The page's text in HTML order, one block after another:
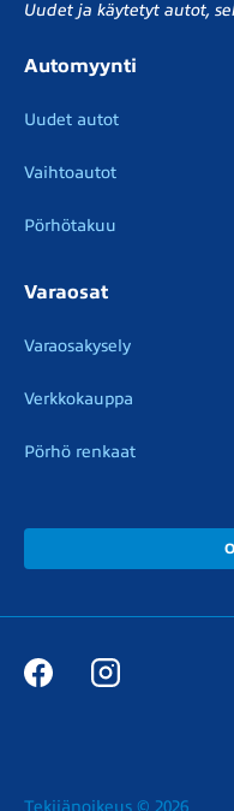
Uudet ja käytetyt autot,
Automyynti
Uudet autot
Vaihtoautot
Pörhötakuu
Varaosat
Varaosakysely
Verkkokauppa
Pörhö renkaat
Tekijänoikeus © 2026